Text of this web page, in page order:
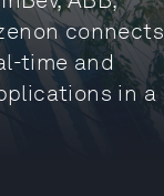
connects
time and
in a